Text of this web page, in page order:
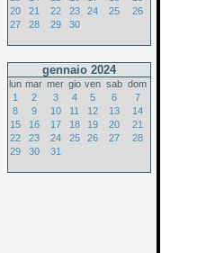
20
21 22 23 24 25
26
27
28 29 30
gennaio 2024
lun mar mer gio ven sab dom
1
2 3 4 5 6
7
8
9 10 11 12 13
14
15
16 17 18 19 20
21
22
23 24 25 26 27
28
29
30 31